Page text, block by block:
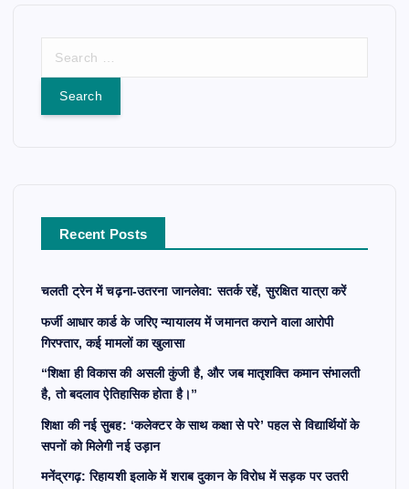
r
Recent Posts
चलती ट्रेन में चढ़ना-उतरना जानलेवा: सतर्क रहें, सुरक्षित यात्रा करें
फर्जी आधार कार्ड के जरिए न्यायालय में जमानत कराने वाला आरोपी
गिरफ्तार, कई मामलों का खुलासा
“शिक्षा ही विकास की असली कुंजी है, और जब मातृशक्ति कमान संभालती
है, तो बदलाव ऐतिहासिक होता है।”
शिक्षा की नई सुबह: ‘कलेक्टर के साथ कक्षा से परे’ पहल से विद्यार्थियों के
सपनों को मिलेगी नई उड़ान
मनेंद्रगढ़: रिहायशी इलाके में शराब दुकान के विरोध में सड़क पर उतरी